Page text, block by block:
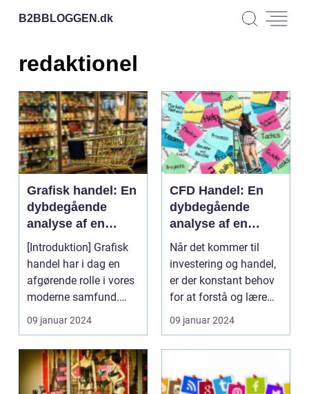
B2BBLOGGEN.dk
redaktionel
Grafisk handel: En
dybdegående
analyse af en
essentiel industri
[Introduktion] Grafisk
handel har i dag en
afgørende rolle i vores
moderne samfund.
Uanset om det e...
09 januar 2024
CFD Handel: En
dybdegående
analyse af en
populær
investeringsmetod
Når det kommer til
investering og handel,
er der konstant behov
for at forstå og lære
om nye metoder...
09 januar 2024